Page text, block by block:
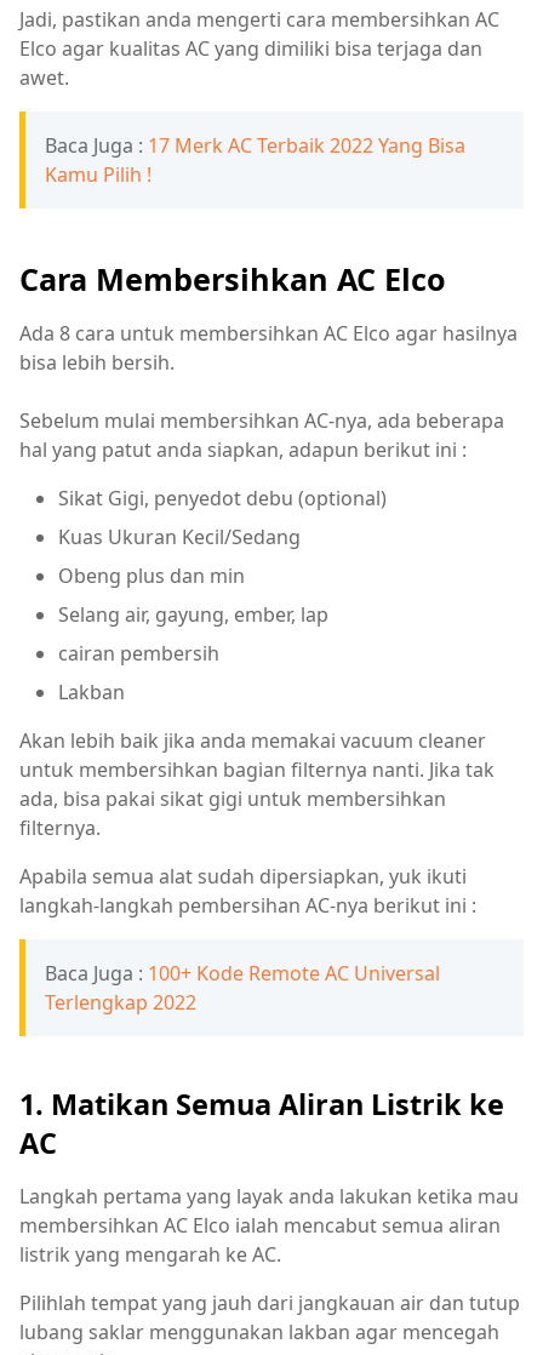
Jadi, pastikan anda mengerti cara membersihkan AC
Elco agar kualitas AC yang dimiliki bisa terjaga dan
awet.
Baca Juga : 17 Merk AC Terbaik 2022 Yang Bisa
Kamu Pilih !
Cara Membersihkan AC Elco
Ada 8 cara untuk membersihkan AC Elco agar hasilnya
bisa lebih bersih.
Sebelum mulai membersihkan AC-nya, ada beberapa
hal yang patut anda siapkan, adapun berikut ini :
Sikat Gigi, penyedot debu (optional)
Kuas Ukuran Kecil/Sedang
Obeng plus dan min
Selang air, gayung, ember, lap
cairan pembersih
Lakban
Akan lebih baik jika anda memakai vacuum cleaner
untuk membersihkan bagian filternya nanti. Jika tak
ada, bisa pakai sikat gigi untuk membersihkan
filternya.
Apabila semua alat sudah dipersiapkan, yuk ikuti
langkah-langkah pembersihan AC-nya berikut ini :
Baca Juga : 100+ Kode Remote AC Universal
Terlengkap 2022
1. Matikan Semua Aliran Listrik ke
AC
Langkah pertama yang layak anda lakukan ketika mau
membersihkan AC Elco ialah mencabut semua aliran
listrik yang mengarah ke AC.
Pilihlah tempat yang jauh dari jangkauan air dan tutup
lubang saklar menggunakan lakban agar mencegah